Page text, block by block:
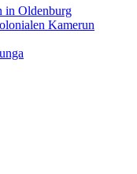
in Oldenburg
Kamerun